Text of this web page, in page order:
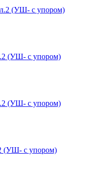
(УШ- с упором)
(УШ- с упором)
(УШ- с упором)
(УШ- с упором)